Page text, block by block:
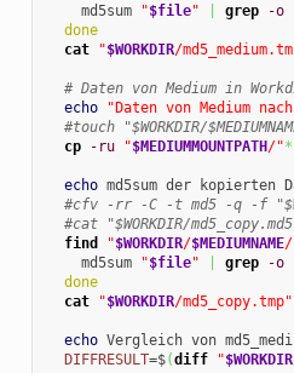
    md5sum
"$file" grep -o
done
cat
"$WORKDIR/
# Daten von Medium in
echo
"Daten von Medium nach
#touch "$WORKDIR/
cp
-ru "$MEDIUMMOUNTPATH /"*
echo md5sum der kopierten
#cfv -rr -C -t md5 -q -f
#cat "$WORKDIR/
find
"$WORKDIR/$MEDIUMNAME/
    md5sum
"$file" grep -o
done
cat
"$WORKDIR/md5_copy.tmp"
echo Vergleich von
DIFFRESULT=$(diff "$WORKDIR